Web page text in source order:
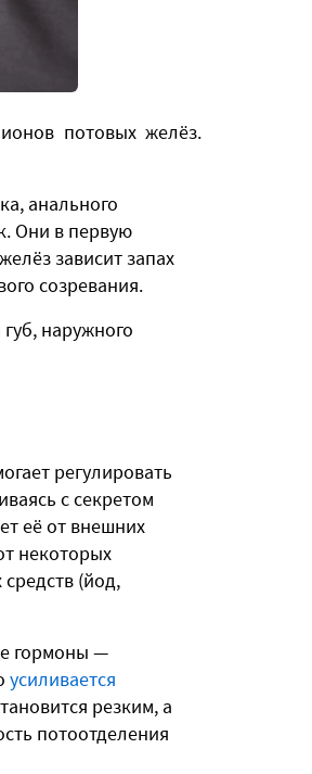
потовых желёз.
анального
Они в первую
зависит запах
созревания.
наружного
регулировать
с секретом
её от внешних
некоторых
(йод,
гормоны —
усиливается
резким, а
потоотделения